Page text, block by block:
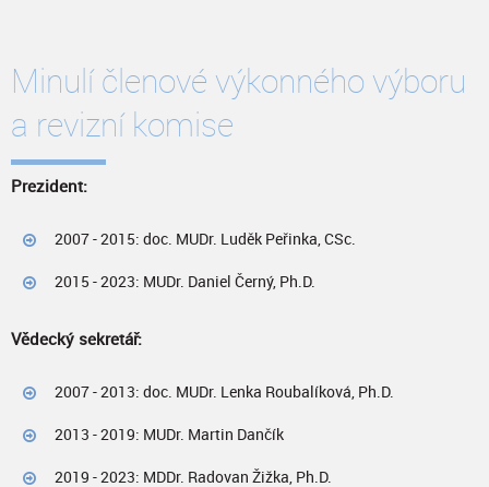
Minulí členové výkonného výboru
a revizní komise
Prezident:
2007 - 2015: doc. MUDr. Luděk Peřinka, CSc.
2015 - 2023: MUDr. Daniel Černý, Ph.D.
Vědecký sekretář:
2007 - 2013: doc. MUDr. Lenka Roubalíková, Ph.D.
2013 - 2019: MUDr. Martin Dančík
2019 - 2023: MDDr. Radovan Žižka, Ph.D.